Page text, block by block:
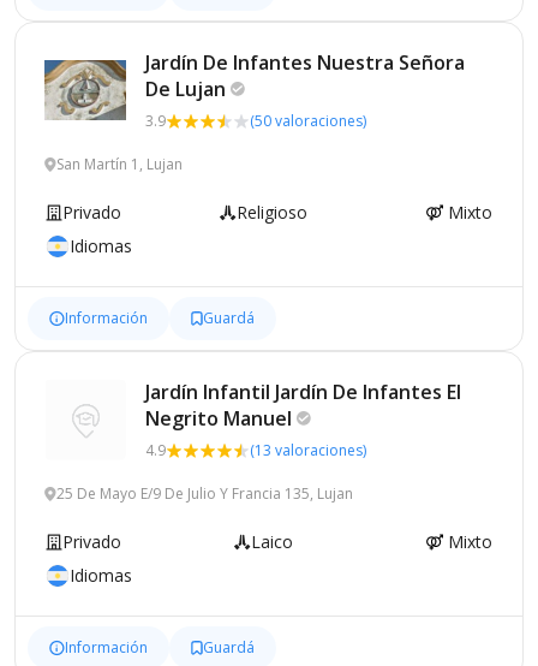
Jardín De Infantes Nuestra Señora
De Lujan
3.9 (50 valoraciones)
San Martín 1, Lujan
Privado Religioso
Mixto
Idiomas
Información Guardá
Jardín Infantil Jardín De Infantes El
Negrito Manuel
4.9 (13 valoraciones)
25 De Mayo E/9 De Julio Y Francia 135, Lujan
Privado Laico
Mixto
Idiomas
Información Guardá